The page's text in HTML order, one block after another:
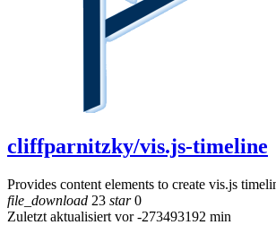
cliffparnitzky/vis.js-timeline
Provides content elements to create vis.js
file_download 23 star0
Zuletzt aktualisiert vor -273493192 min